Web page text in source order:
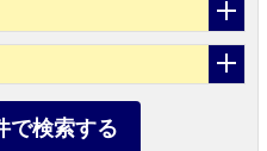
で検索する